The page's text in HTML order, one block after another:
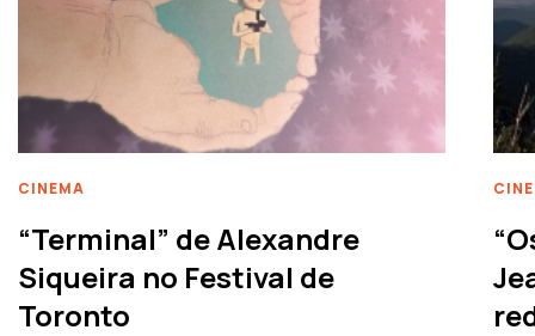
CINEMA
“Terminal” de Alexandre
Siqueira no Festival de
Toronto